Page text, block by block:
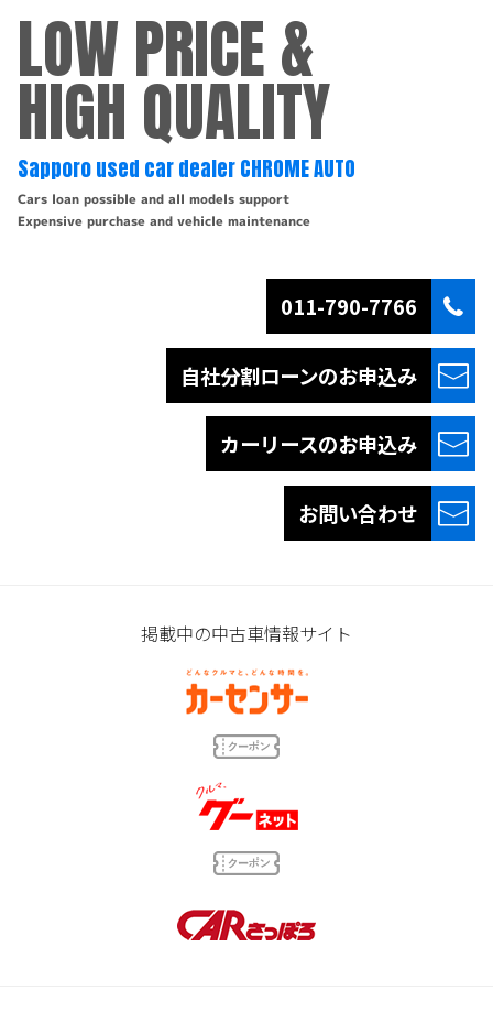
LOW PRICE &
HIGH QUALITY
Sapporo used car dealer CHROME AUTO
Cars loan possible and all models support
Expensive purchase and vehicle maintenance
011-790-7766
自社分割ローンのお申込み
カーリースのお申込み
お問い合わせ
掲載中の中古車情報サイト